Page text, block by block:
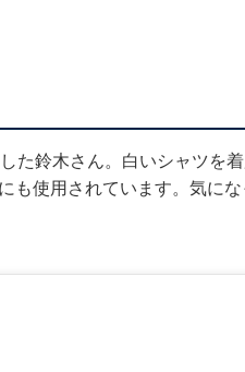
た鈴木さん。白いシャツを
も使用されています。気に